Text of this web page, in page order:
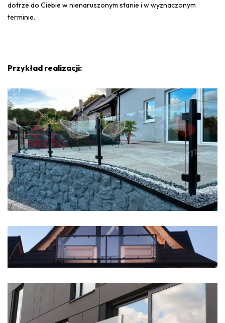
dotrze do Ciebie w nienaruszonym stanie i w wyznaczonym
terminie.
Przykład realizacji: